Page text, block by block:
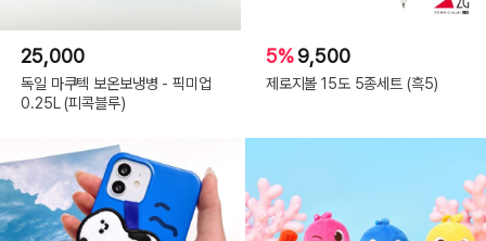
25,000
독일 마쿠텍 보온보냉병 - 픽미업
0.25L (피콕블루)
5%9,500
제로지볼 15도 5종세트 (흑5)